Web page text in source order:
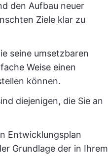
den Aufbau neuer
Ziele klar zu
seine umsetzbaren
Weise einen
können.
diejenigen, die Sie an
Entwicklungsplan
Grundlage der in Ihrem